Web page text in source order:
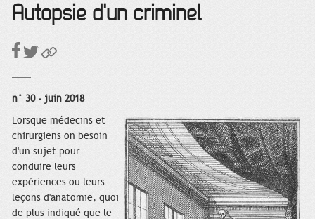
Autopsie d'un criminel
n° 30 - juin 2018
Lorsque médecins et
chirurgiens on besoin
d'un sujet pour
conduire leurs
expériences ou leurs
leçons d'anatomie, quoi
de plus indiqué que le